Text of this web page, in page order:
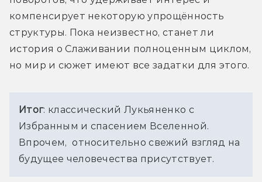
компенсирует некоторую упрощённость
структуры. Пока неизвестно, станет ли
история о Слаживании полноценным циклом,
но мир и сюжет имеют все задатки для этого.
Итог: классический Лукьяненко с
Избранным и спасением Вселенной.
Впрочем, относительно свежий взгляд на
будущее человечества присутствует.